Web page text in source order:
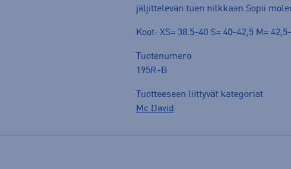
jäljittelevän tuen nilkkaan.Sopii
Koot: XS= 38.5-40 S= 40-42,5 M=
Tuotenumero
195R-B
Tuotteeseen liittyvät kategoriat
Mc David